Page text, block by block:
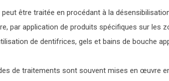
peut être traitée en procédant à la
par application de produits spécifiques sur les
de dentifrices, gels et bains de bouche
de traitements sont souvent mises en œuvre